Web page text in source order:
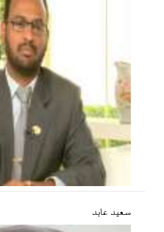
سعید عابد